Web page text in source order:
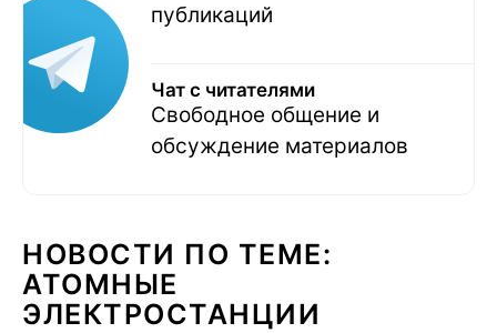
публикаций
Чат с читателями
Свободное общение и
обсуждение материалов
НОВОСТИ ПО ТЕМЕ:
АТОМНЫЕ
ЭЛЕКТРОСТАНЦИИ